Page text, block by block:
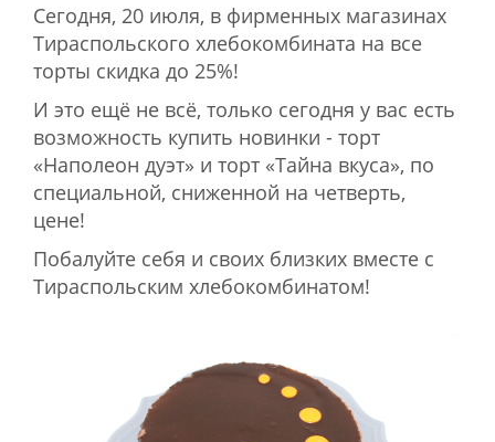
Сегодня, 20 июля, в фирменных магазинах
Тираспольского хлебокомбината на все
торты скидка до 25%!
И это ещё не всё, только сегодня у вас есть
возможность купить новинки - торт
«Наполеон дуэт» и торт «Тайна вкуса», по
специальной, сниженной на четверть,
цене!
Побалуйте себя и своих близких вместе с
Тираспольским хлебокомбинатом!